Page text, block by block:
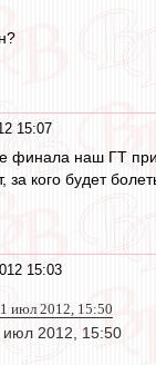
15:07
финала наш ГТ
за кого будет
15:03
июл 2012, 15:50
июл 2012, 15:50